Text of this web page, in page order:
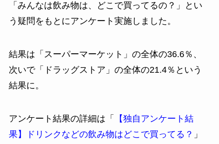
「みんなは飲み物は、どこで買ってるの？」とい
う疑問をもとにアンケート実施しました。
結果は「スーパーマーケット」の全体の36.6％、
次いで「ドラッグストア」の全体の21.4％という
結果に。
アンケート結果の詳細は「
【独自アンケート結
果】ドリンクなどの飲み物はどこで買ってる？ 」